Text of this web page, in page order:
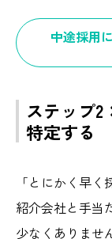
中途採用
ステップ2
特定する
「とにかく早
紹介会社と手当
少なくありませ